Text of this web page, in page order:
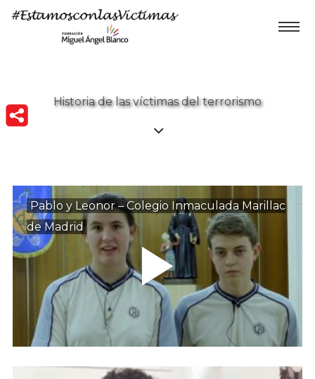
Historia de las víctimas del terrorismo
Pablo y Leonor – Colegio Inmaculada Marillac
de Madrid